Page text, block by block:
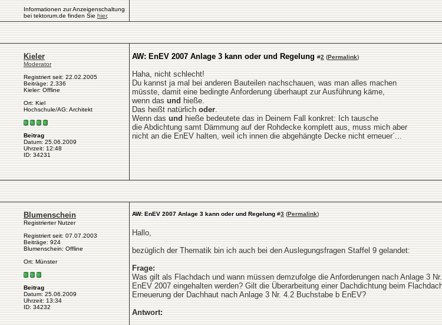
Informationen zur Anzeigenschaltung
bei tektorum.de finden Sie hier.
Kieler
Moderator
Registriert seit: 22.02.2005
Beiträge: 2.336
Kieler: Offline
Ort: Kiel
Hochschule/AG: Architekt
Beitrag
Datum: 25.06.2009
Uhrzeit: 12:48
ID: 34231
AW: EnEV 2007 Anlage 3 kann oder und Regelung #2 (Permalink)
Haha, nicht schlecht!
Du kannst ja mal bei anderen Bauteilen nachschauen, was man alles machen
müsste, damit eine bedingte Anforderung überhaupt zur Ausführung käme,
wenn das und hieße.
Das heißt natürlich oder.
Wenn das und hieße bedeutete das in Deinem Fall konkret: Ich tausche
die Abdichtung samt Dämmung auf der Rohdecke komplett aus, muss mich aber
nicht an die EnEV halten, weil ich innen die abgehängte Decke nicht erneuer´...
Blumenschein
Registrierter Nutzer
Registriert seit: 07.07.2003
Beiträge: 924
Blumenschein: Offline
Ort: Münster
Beitrag
Datum: 25.06.2009
Uhrzeit: 13:34
ID: 34232
AW: EnEV 2007 Anlage 3 kann oder und Regelung #3 (Permalink)
Hallo,
bezüglich der Thematik bin ich auch bei den Auslegungsfragen Staffel 9 gelandet:
Frage:
Was gilt als Flachdach und wann müssen demzufolge die Anforderungen nach Anlage 3
EnEV 2007 eingehalten werden? Gilt die Überarbeitung einer Dachdichtung beim
Erneuerung der Dachhaut nach Anlage 3 Nr. 4.2 Buchstabe b EnEV?
Antwort: